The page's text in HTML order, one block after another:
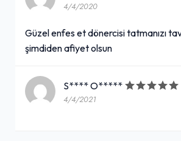
4/4/2020
Güzel enfes et dönercisi tatmanızı
şimdiden afiyet olsun
S**** O*****
4/4/2021